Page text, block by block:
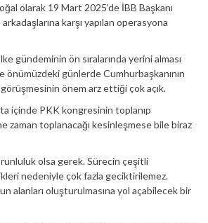
olarak 19 Mart 2025’de İBB Başkanı
karşı yapılan operasyona
gündeminin ön sıralarında yerini alması
günlerde Cumhurbaşkanının
önem arz ettiği çok açık.
içinde PKK kongresinin toplanıp
zaman toplanacağı kesinleşmese bile biraz
olsa gerek. Sürecin çeşitli
nedeniyle çok fazla geciktirilemez.
alanları oluşturulmasına yol açabilecek bir